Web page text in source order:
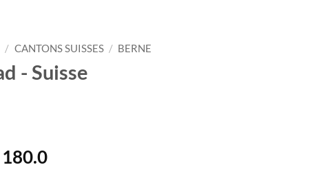
/ CANTONS SUISSES / BERNE
- Suisse
180.0Plage